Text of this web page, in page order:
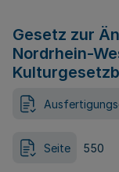
Gesetz zur
Nordrhein-
Seite 550